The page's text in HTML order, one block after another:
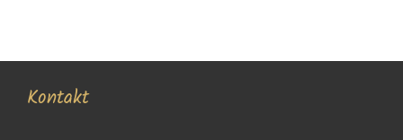
Kontakt